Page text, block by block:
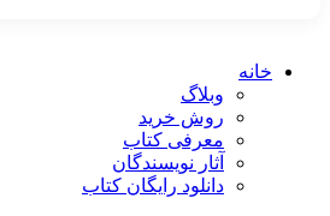
خانه
وبلاگ
روش خرید
معرفی کتاب
آثار نویسندگان
دانلود رایگان کتاب